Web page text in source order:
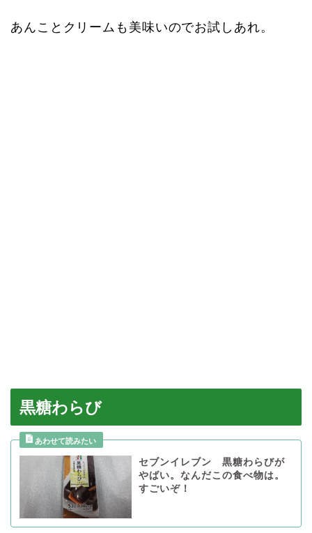
あんことクリームも美味いのでお試しあれ。
黒糖わらび
セブンイレブン 黒糖わらびが
やばい。なんだこの食べ物は。
すごいぞ！